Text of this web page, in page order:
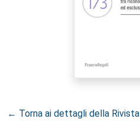
← Torna ai dettagli della Rivista